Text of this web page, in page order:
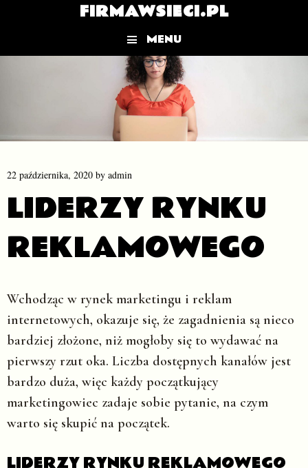
FIRMAWSIECI.PL
MENU
22 października, 2020 by admin
LIDERZY RYNKU
REKLAMOWEGO
Wchodząc w rynek marketingu i reklam
internetowych, okazuje się, że zagadnienia są nieco
bardziej złożone, niż mogłoby się to wydawać na
pierwszy rzut oka. Liczba dostępnych kanałów jest
bardzo duża, więc każdy początkujący
marketingowiec zadaje sobie pytanie, na czym
warto się skupić na początek.
LIDERZY RYNKU REKLAMOWEGO